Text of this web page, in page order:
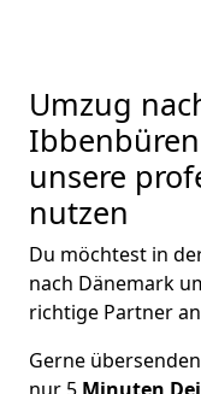
Umzug
unsere
nutzen
Du möchtest in
nach Dänemark
richtige Partner
Gerne